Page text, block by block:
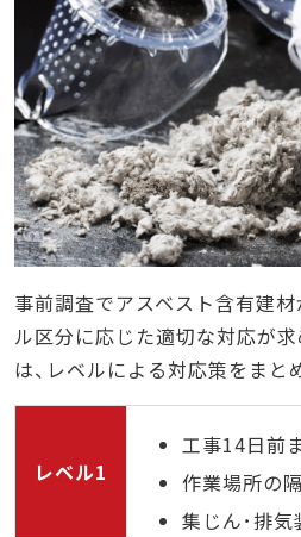
事前調査でアスベスト含有建
ル区分に応じた適切な対応が
は、レベルによる対応策をまと
レベル1
工事14日前
作業場所の
集じん･排気